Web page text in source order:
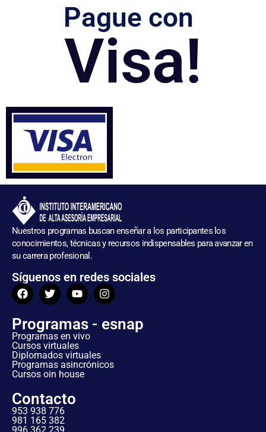
Pague con
Visa!
Nuestros programas buscan enseñar a los participantes los
conocimientos, técnicas y recursos indispensables para avanzar en
su carrera profesional.
Síguenos en redes sociales
Programas - esnap
Programas en vivo
Cursos virtuales
Diplomados virtuales
Programas asincrónicos
Cursos oin house
Contacto
953 938 776
981 165 382